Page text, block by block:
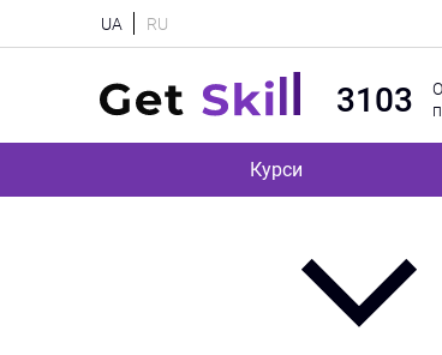
UA RU
3103
Курси